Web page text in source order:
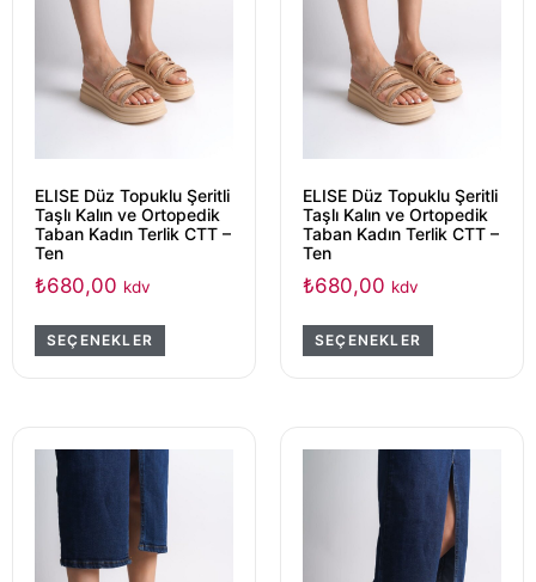
ELISE Düz Topuklu Şeritli
Taşlı Kalın ve Ortopedik
Taban Kadın Terlik CTT –
Ten
₺680,00 kdv
SEÇENEKLER
ELISE Düz Topuklu Şeritli
Taşlı Kalın ve Ortopedik
Taban Kadın Terlik CTT –
Ten
₺680,00 kdv
SEÇENEKLER